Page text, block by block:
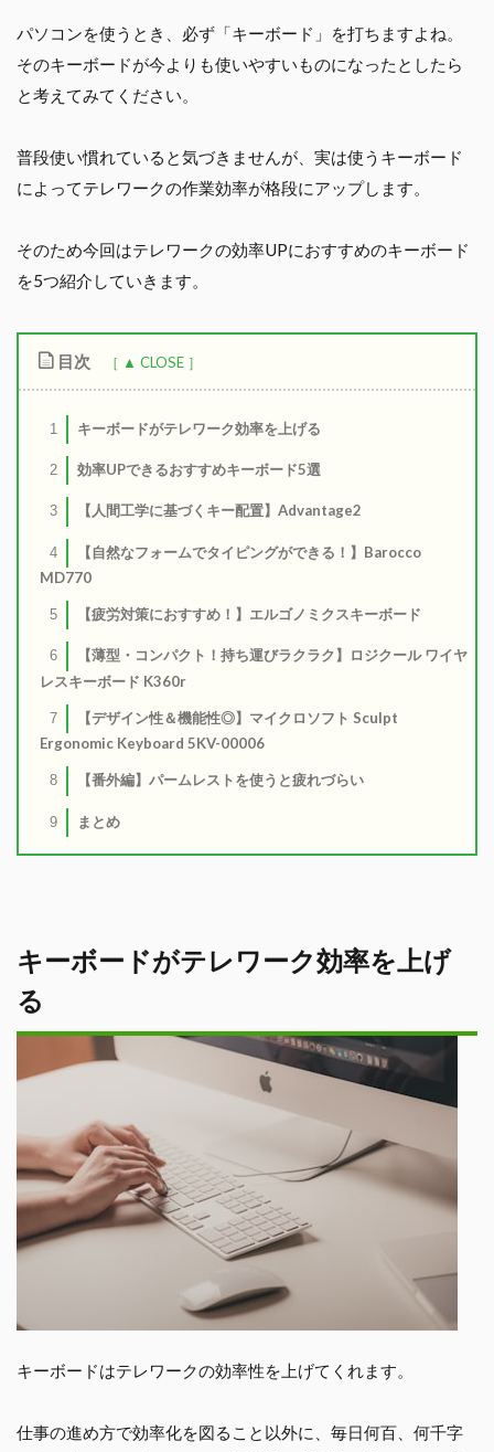
パソコンを使うとき、必ず「キーボード」を打ちますよね。
そのキーボードが今よりも使いやすいものになったとしたら
と考えてみてください。
普段使い慣れていると気づきませんが、実は使うキーボード
によってテレワークの作業効率が格段にアップします。
そのため今回はテレワークの効率UPにおすすめのキーボード
を5つ紹介していきます。
目次
1 キーボードがテレワーク効率を上げる
2 効率UPできるおすすめキーボード5選
3 【人間工学に基づくキー配置】Advantage2
4
【自然なフォームでタイピングができる！】Barocco
MD770
5 【疲労対策におすすめ！】エルゴノミクスキーボード
6
【薄型・コンパクト！持ち運びラクラク】ロジクール ワイヤ
レスキーボード K360r
7
【デザイン性＆機能性◎】マイクロソフト Sculpt
Ergonomic Keyboard 5KV-00006
8 【番外編】パームレストを使うと疲れづらい
9 まとめ
キーボードがテレワーク効率を上げ
る
キーボードはテレワークの効率性を上げてくれます。
仕事の進め方で効率化を図ること以外に、毎日何百、何千字